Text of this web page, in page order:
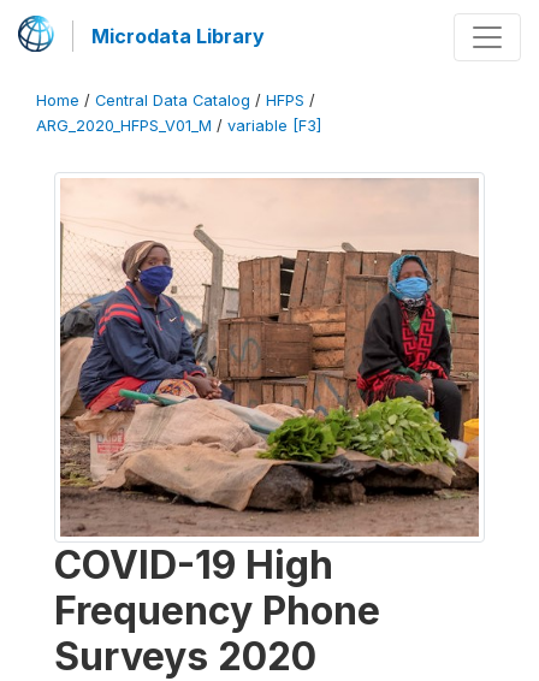
Microdata Library
Home / Central Data Catalog / HFPS /
ARG_2020_HFPS_V01_M / variable [F3]
COVID-19 High
Frequency Phone
Surveys 2020